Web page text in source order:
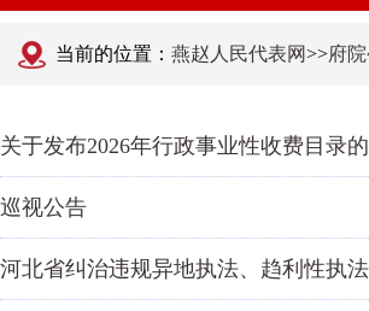
当前的位置： 燕赵人民代表网>>府
关于发布2026年行政事业性收费目录
巡视公告
河北省纠治违规异地执法、趋利性执